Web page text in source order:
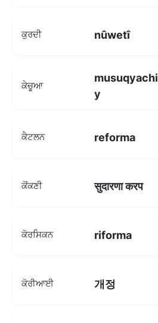
ਕੁਰਦੀ nûwetî
ਕੇਚੂਆ
musuqyachi
y
ਕੈਟਲਨ reforma
ਕੋਂਕਣੀ सुदारणा करप
ਕੋਰਸਿਕਨ riforma
ਕੋਰੀਆਈ 개정